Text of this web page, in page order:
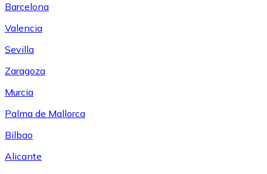
Barcelona
Valencia
Sevilla
Zaragoza
Murcia
Palma de Mallorca
Bilbao
Alicante